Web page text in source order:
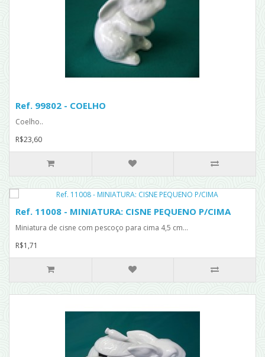
Ref. 99802 - COELHO
Coelho..
R$23,60
Ref. 11008 - MINIATURA: CISNE PEQUENO P/CIMA
Miniatura de cisne com pescoço para cima 4,5 cm...
R$1,71